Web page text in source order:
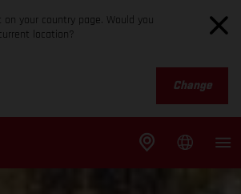
your country page. Would you
location?
Change